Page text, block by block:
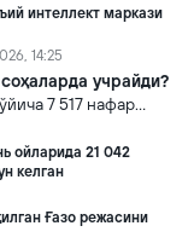
ортиқ
интеллект маркази
14:25
учрайди?
7 517 нафар
манфаатларига
ойларида 21 042
келган
Ғазо режасини